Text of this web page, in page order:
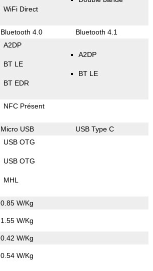
WiFi Direct
Bluetooth 4.0 Bluetooth 4.1
A2DP
BT LE
BT EDR
A2DP
BT LE
NFC Présent
Micro USB USB Type C
USB OTG
USB OTG
MHL
0.85 W/Kg
1.55 W/Kg
0.42 W/Kg
0.54 W/Kg